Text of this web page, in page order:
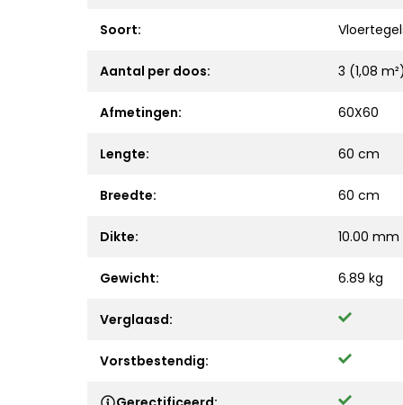
Soort:
Aantal per doos: 3 (1,08
Afmetingen: 60X60
Lengte: 60 cm
Breedte: 60 cm
Dikte: 10.00 mm
Gewicht: 6.89 kg
Verglaasd:
Vorstbestendig: